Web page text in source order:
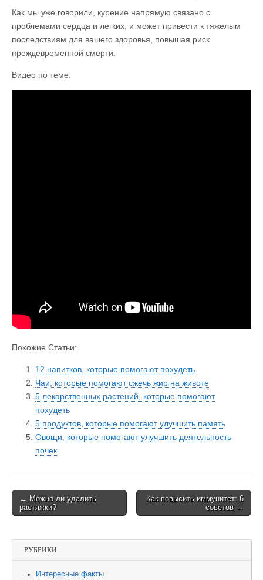
Как мы уже говорили, курение напрямую связано с
проблемами сердца и легких, и может привести к тяжелым
последствиям для вашего здоровья, повышая риск
преждевременной смерти.
Видео по теме:
Похожие Статьи:
12 напитков, которые помогают похудеть
Чаи, которые помогают сжечь жир на животе
5 лекарственных растений, которые помогают
похудеть
5 продуктов, которые помогают улучшить память
Овощи, которые помогают улучшить деятельность
почек
Post navigation
← Можно ли удалить
растяжки?
Как повысить иммунитет: 6
советов →
РУБРИКИ
Интересные факты